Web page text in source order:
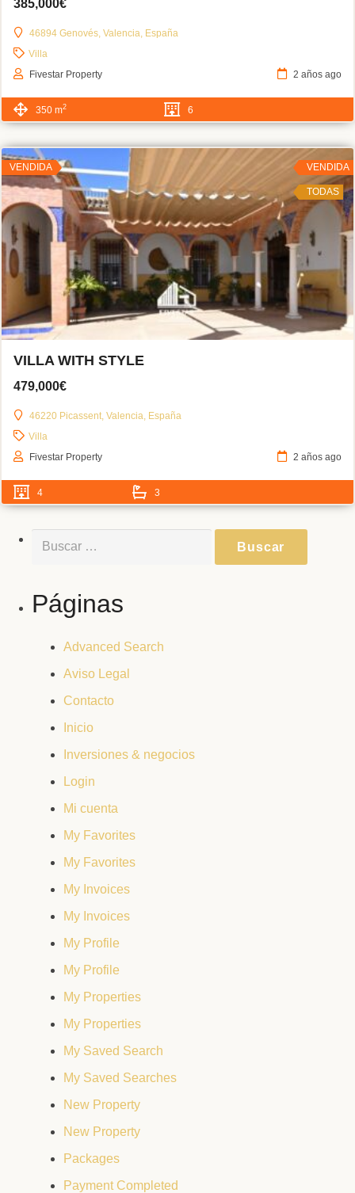
385,000€
46894 Genovés, Valencia, España
Villa
Fivestar Property
2 años ago
350 m2 6
VENDIDA VENDIDA
TODAS
VILLA WITH STYLE
479,000€
46220 Picassent, Valencia, España
Villa
Fivestar Property
2 años ago
4 3
Buscar:
Páginas
Advanced Search
Aviso Legal
Contacto
Inicio
Inversiones & negocios
Login
Mi cuenta
My Favorites
My Favorites
My Invoices
My Invoices
My Profile
My Profile
My Properties
My Properties
My Saved Search
My Saved Searches
New Property
New Property
Packages
Payment Completed